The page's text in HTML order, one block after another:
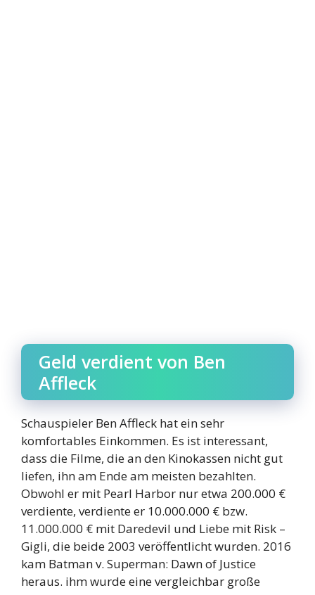
Geld verdient von Ben
Affleck
Schauspieler Ben Affleck hat ein sehr
komfortables Einkommen. Es ist interessant,
dass die Filme, die an den Kinokassen nicht gut
liefen, ihn am Ende am meisten bezahlten.
Obwohl er mit Pearl Harbor nur etwa 200.000 €
verdiente, verdiente er 10.000.000 € bzw.
11.000.000 € mit Daredevil und Liebe mit Risk –
Gigli, die beide 2003 veröffentlicht wurden. 2016
kam Batman v. Superman: Dawn of Justice
heraus. ihm wurde eine vergleichbar große